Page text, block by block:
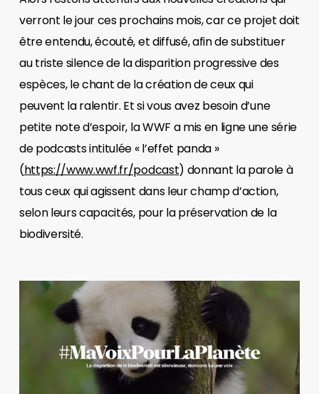
verront le jour ces prochains mois, car ce projet doit
être entendu, écouté, et diffusé, afin de substituer
au triste silence de la disparition progressive des
espèces, le chant de la création de ceux qui
peuvent la ralentir. Et si vous avez besoin d’une
petite note d’espoir, la WWF a mis en ligne une série
de podcasts intitulée « l’effet panda »
(https://www.wwf.fr/podcast) donnant la parole à
tous ceux qui agissent dans leur champ d’action,
selon leurs capacités, pour la préservation de la
biodiversité.